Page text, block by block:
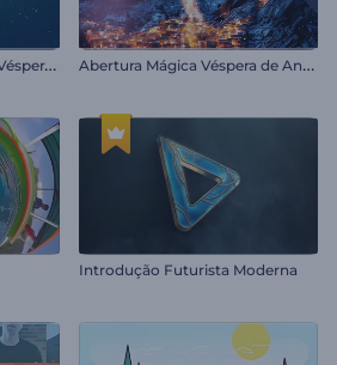
A
presentação de Logo - Véspera de Natal A
bertura Mágica Véspera de Ano Novo
Introdução Futurista Moderna